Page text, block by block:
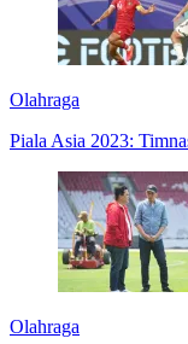
Olahraga
Piala Asia 2023:
Olahraga